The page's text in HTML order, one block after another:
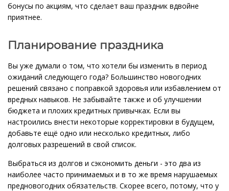
бонусы по акциям, что сделает ваш праздник вдвойне
приятнее.
Планирование праздника
Вы уже думали о том, что хотели бы изменить в период
ожиданий следующего года? Большинство новогодних
решений связано с поправкой здоровья или избавлением от
вредных навыков. Не забывайте также и об улучшении
бюджета и плохих кредитных привычках. Если вы
настроились внести некоторые корректировки в будущем,
добавьте ещё одно или несколько кредитных, либо
долговых разрешений в свой список.
Выбраться из долгов и сэкономить деньги - это два из
наиболее часто принимаемых и в то же время нарушаемых
предновогодних обязательств. Скорее всего, потому, что у